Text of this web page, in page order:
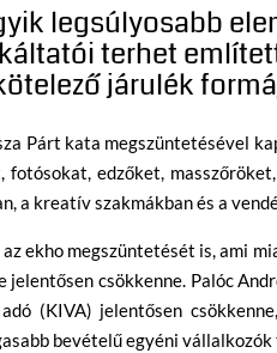
legsúlyosabb
terhet
járulék
Párt kata megszüntetésével
fotósokat, edzőket,
a kreatív szakmákban és a
ekho megszüntetését is, ami
jelentősen csökkenne. Palóc
(KIVA) jelentősen
bevételű egyéni